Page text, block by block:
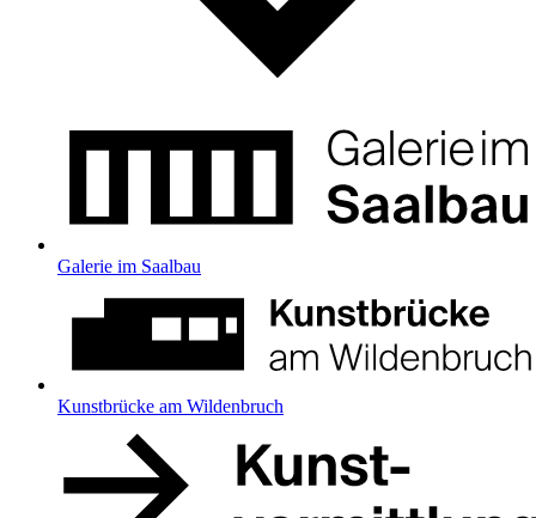
Galerie im Saalbau
Kunstbrücke am Wildenbruch